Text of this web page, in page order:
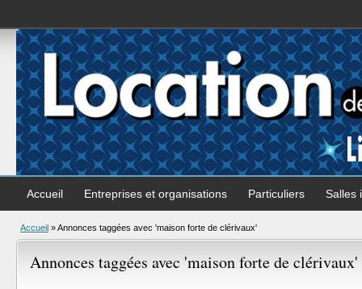
Accueil Entreprises et organisations Particuliers Salles
Accueil »Annonces taggées avec 'maison forte de clérivaux'
Annonces taggées avec 'maison forte de